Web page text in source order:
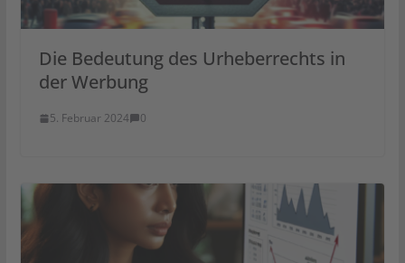
Die Bedeutung des Urheberrechts in
der Werbung
5. Februar 2024 0